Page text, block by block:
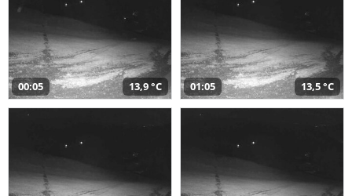
00:05 13,9 °C 01:05 13,5 °C